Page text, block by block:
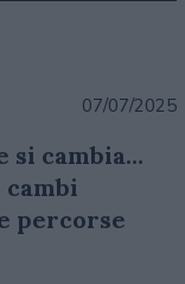
07/07/2025
si cambia…
percorse